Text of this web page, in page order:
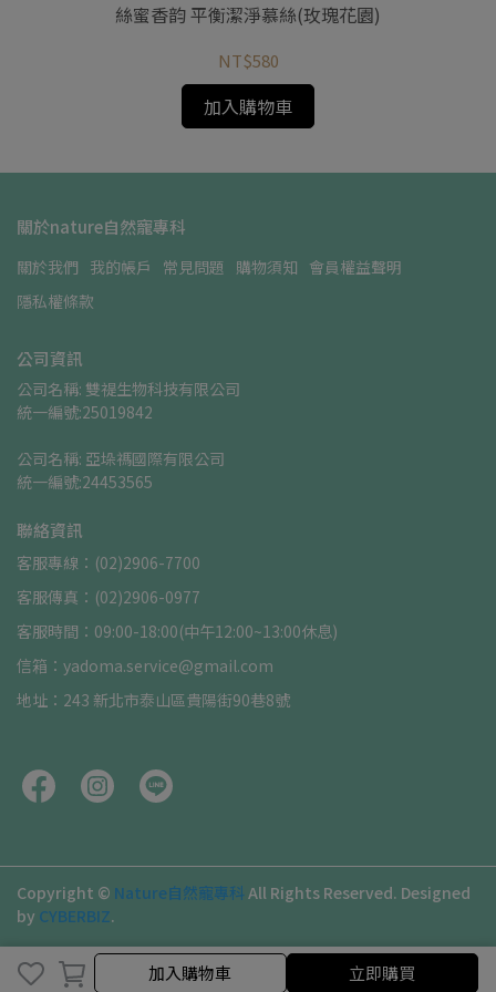
加入購物車 立即購買
絲蜜香韵 平衡潔淨慕絲(玫瑰花園)
NT$580
加入購物車
關於nature自然寵專科
關於我們 我的帳戶 常見問題 購物須知 會員權益聲明
隱私權條款
公司資訊
公司名稱: 雙禔生物科技有限公司
統一編號:25019842
公司名稱: 亞垛禡國際有限公司
統一編號:24453565
聯絡資訊
客服專線：(02)2906-7700
客服傳真：(02)2906-0977
客服時間：09:00-18:00(中午12:00~13:00休息)
信箱：yadoma.service@gmail.com
地址：243 新北市泰山區貴陽街90巷8號
Copyright © Nature自然寵專科All Rights Reserved. Designed
by CYBERBIZ.